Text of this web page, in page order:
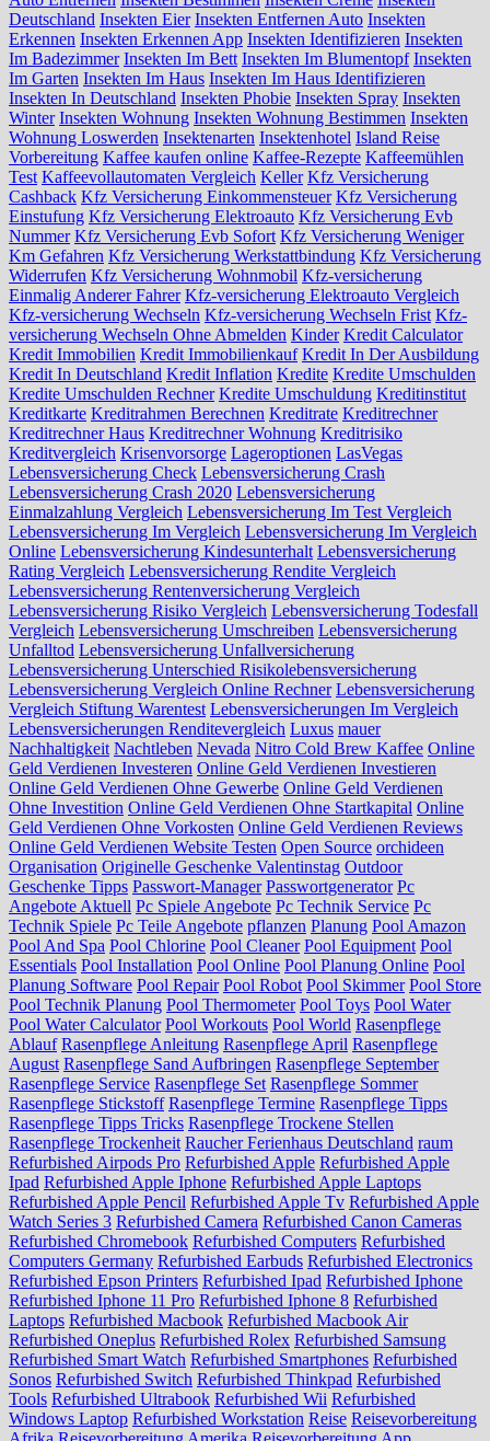
Deutschland Insekten Eier Insekten Entfernen Auto Insekten
Erkennen Insekten Erkennen App Insekten Identifizieren Insekten
Im Badezimmer Insekten Im Bett Insekten Im Blumentopf Insekten
Im Garten Insekten Im Haus Insekten Im Haus Identifizieren
Insekten In Deutschland Insekten Phobie Insekten Spray Insekten
Winter Insekten Wohnung Insekten Wohnung Bestimmen Insekten
Wohnung Loswerden Insektenarten Insektenhotel Island Reise
Vorbereitung Kaffee kaufen online Kaffee-Rezepte Kaffeemühlen
Test Kaffeevollautomaten Vergleich Keller Kfz Versicherung
Cashback Kfz Versicherung Einkommensteuer Kfz Versicherung
Einstufung Kfz Versicherung Elektroauto Kfz Versicherung Evb
Nummer Kfz Versicherung Evb Sofort Kfz Versicherung Weniger
Km Gefahren Kfz Versicherung Werkstattbindung Kfz Versicherung
Widerrufen Kfz Versicherung Wohnmobil Kfz-versicherung
Einmalig Anderer Fahrer Kfz-versicherung Elektroauto Vergleich
Kfz-versicherung Wechseln Kfz-versicherung Wechseln Frist Kfz-
versicherung Wechseln Ohne Abmelden Kinder Kredit Calculator
Kredit Immobilien Kredit Immobilienkauf Kredit In Der Ausbildung
Kredit In Deutschland Kredit Inflation Kredite Kredite Umschulden
Kredite Umschulden Rechner Kredite Umschuldung Kreditinstitut
Kreditkarte Kreditrahmen Berechnen Kreditrate Kreditrechner
Kreditrechner Haus Kreditrechner Wohnung Kreditrisiko
Kreditvergleich Krisenvorsorge Lageroptionen LasVegas
Lebensversicherung Check Lebensversicherung Crash
Lebensversicherung Crash 2020 Lebensversicherung
Einmalzahlung Vergleich Lebensversicherung Im Test Vergleich
Lebensversicherung Im Vergleich Lebensversicherung Im Vergleich
Online Lebensversicherung Kindesunterhalt Lebensversicherung
Rating Vergleich Lebensversicherung Rendite Vergleich
Lebensversicherung Rentenversicherung Vergleich
Lebensversicherung Risiko Vergleich Lebensversicherung Todesfall
Vergleich Lebensversicherung Umschreiben Lebensversicherung
Unfalltod Lebensversicherung Unfallversicherung
Lebensversicherung Unterschied Risikolebensversicherung
Lebensversicherung Vergleich Online Rechner Lebensversicherung
Vergleich Stiftung Warentest Lebensversicherungen Im Vergleich
Lebensversicherungen Renditevergleich Luxus mauer
Nachhaltigkeit Nachtleben Nevada Nitro Cold Brew Kaffee Online
Geld Verdienen Investeren Online Geld Verdienen Investieren
Online Geld Verdienen Ohne Gewerbe Online Geld Verdienen
Ohne Investition Online Geld Verdienen Ohne Startkapital Online
Geld Verdienen Ohne Vorkosten Online Geld Verdienen Reviews
Online Geld Verdienen Website Testen Open Source orchideen
Organisation Originelle Geschenke Valentinstag Outdoor
Geschenke Tipps Passwort-Manager Passwortgenerator Pc
Angebote Aktuell Pc Spiele Angebote Pc Technik Service Pc
Technik Spiele Pc Teile Angebote pflanzen Planung Pool Amazon
Pool And Spa Pool Chlorine Pool Cleaner Pool Equipment Pool
Essentials Pool Installation Pool Online Pool Planung Online Pool
Planung Software Pool Repair Pool Robot Pool Skimmer Pool Store
Pool Technik Planung Pool Thermometer Pool Toys Pool Water
Pool Water Calculator Pool Workouts Pool World Rasenpflege
Ablauf Rasenpflege Anleitung Rasenpflege April Rasenpflege
August Rasenpflege Sand Aufbringen Rasenpflege September
Rasenpflege Service Rasenpflege Set Rasenpflege Sommer
Rasenpflege Stickstoff Rasenpflege Termine Rasenpflege Tipps
Rasenpflege Tipps Tricks Rasenpflege Trockene Stellen
Rasenpflege Trockenheit Raucher Ferienhaus Deutschland raum
Refurbished Airpods Pro Refurbished Apple Refurbished Apple
Ipad Refurbished Apple Iphone Refurbished Apple Laptops
Refurbished Apple Pencil Refurbished Apple Tv Refurbished Apple
Watch Series 3 Refurbished Camera Refurbished Canon Cameras
Refurbished Chromebook Refurbished Computers Refurbished
Computers Germany Refurbished Earbuds Refurbished Electronics
Refurbished Epson Printers Refurbished Ipad Refurbished Iphone
Refurbished Iphone 11 Pro Refurbished Iphone 8 Refurbished
Laptops Refurbished Macbook Refurbished Macbook Air
Refurbished Oneplus Refurbished Rolex Refurbished Samsung
Refurbished Smart Watch Refurbished Smartphones Refurbished
Sonos Refurbished Switch Refurbished Thinkpad Refurbished
Tools Refurbished Ultrabook Refurbished Wii Refurbished
Windows Laptop Refurbished Workstation Reise Reisevorbereitung